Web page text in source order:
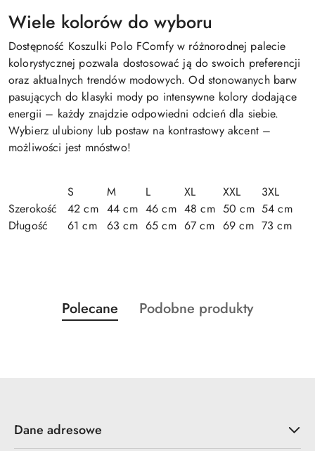
Wiele kolorów do wyboru
Dostępność Koszulki Polo FComfy w różnorodnej palecie
kolorystycznej pozwala dostosować ją do swoich preferencji
oraz aktualnych trendów modowych. Od stonowanych barw
pasujących do klasyki mody po intensywne kolory dodające
energii – każdy znajdzie odpowiedni odcień dla siebie.
Wybierz ulubiony lub postaw na kontrastowy akcent –
możliwości jest mnóstwo!
S M L XL XXL
3XL
Szerokość
42 cm 44 cm 46 cm 48 cm 50 cm 54 cm
Długość
61 cm 63 cm 65 cm 67 cm 69 cm 73 cm
Pomiń karuzelę produktów
Produkty
o
Polecane
Produkty
Podobne produkty
Dane adresowe